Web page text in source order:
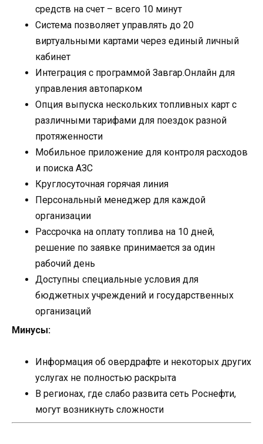
средств на счет – всего 10 минут
Система позволяет управлять до 20
виртуальными картами через единый личный
кабинет
Интеграция с программой Завгар.Онлайн для
управления автопарком
Опция выпуска нескольких топливных карт с
различными тарифами для поездок разной
протяженности
Мобильное приложение для контроля расходов
и поиска АЗС
Круглосуточная горячая линия
Персональный менеджер для каждой
организации
Рассрочка на оплату топлива на 10 дней,
решение по заявке принимается за один
рабочий день
Доступны специальные условия для
бюджетных учреждений и государственных
организаций
Минусы:
Информация об овердрафте и некоторых других
услугах не полностью раскрыта
В регионах, где слабо развита сеть Роснефти,
могут возникнуть сложности